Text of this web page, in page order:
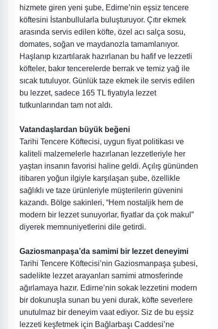
hizmete giren yeni şube, Edirne’nin eşsiz tencere
köftesini İstanbullularla buluşturuyor. Çıtır ekmek
arasında servis edilen köfte, özel acı salça sosu,
domates, soğan ve maydanozla tamamlanıyor.
Haşlanıp kızartılarak hazırlanan bu hafif ve lezzetli
köfteler, bakır tencerelerde berrak ve temiz yağ ile
sıcak tutuluyor. Günlük taze ekmek ile servis edilen
bu lezzet, sadece 165 TL fiyatıyla lezzet
tutkunlarından tam not aldı.
Vatandaşlardan büyük beğeni
Tarihi Tencere Köftecisi, uygun fiyat politikası ve
kaliteli malzemelerle hazırlanan lezzetleriyle her
yaştan insanın favorisi haline geldi. Açılış gününden
itibaren yoğun ilgiyle karşılaşan şube, özellikle
sağlıklı ve taze ürünleriyle müşterilerin güvenini
kazandı. Bölge sakinleri, “Hem nostaljik hem de
modern bir lezzet sunuyorlar, fiyatlar da çok makul”
diyerek memnuniyetlerini dile getirdi.
Gaziosmanpaşa’da samimi bir lezzet deneyimi
Tarihi Tencere Köftecisi’nin Gaziosmanpaşa şubesi,
sadelikte lezzet arayanları samimi atmosferinde
ağırlamaya hazır. Edirne’nin sokak lezzetini modern
bir dokunuşla sunan bu yeni durak, köfte severlere
unutulmaz bir deneyim vaat ediyor. Siz de bu eşsiz
lezzeti keşfetmek için Bağlarbaşı Caddesi’ne